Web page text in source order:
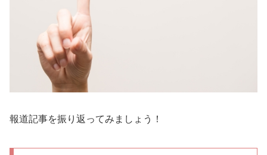
報道記事を振り返ってみましょう！